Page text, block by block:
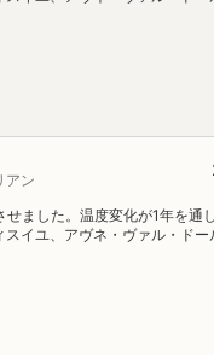
アン
ました。温度変化が1年を
イユ、アヴネ・ヴァル・ド